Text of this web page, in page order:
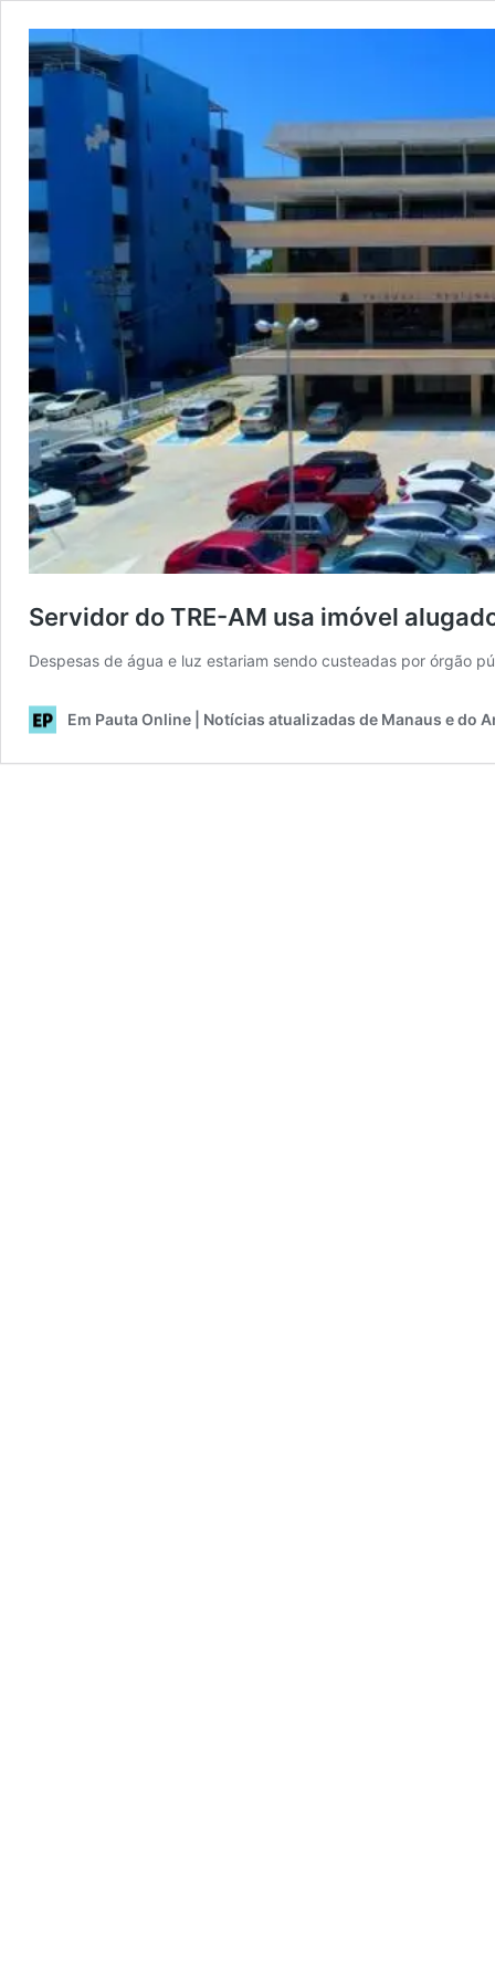
Servidor do TRE-AM usa imóvel
Despesas de água e luz estariam sendo custeadas por órgão
Em Pauta Online | Notícias atualizadas de Manaus e do